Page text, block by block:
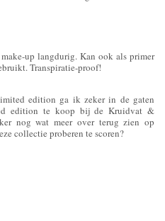
up langdurig. Kan ook als primer
Transpiratie-proof!
edition ga ik zeker in de gaten
edition te koop bij de Kruidvat &
nog wat meer over terug zien op
collectie proberen te scoren?